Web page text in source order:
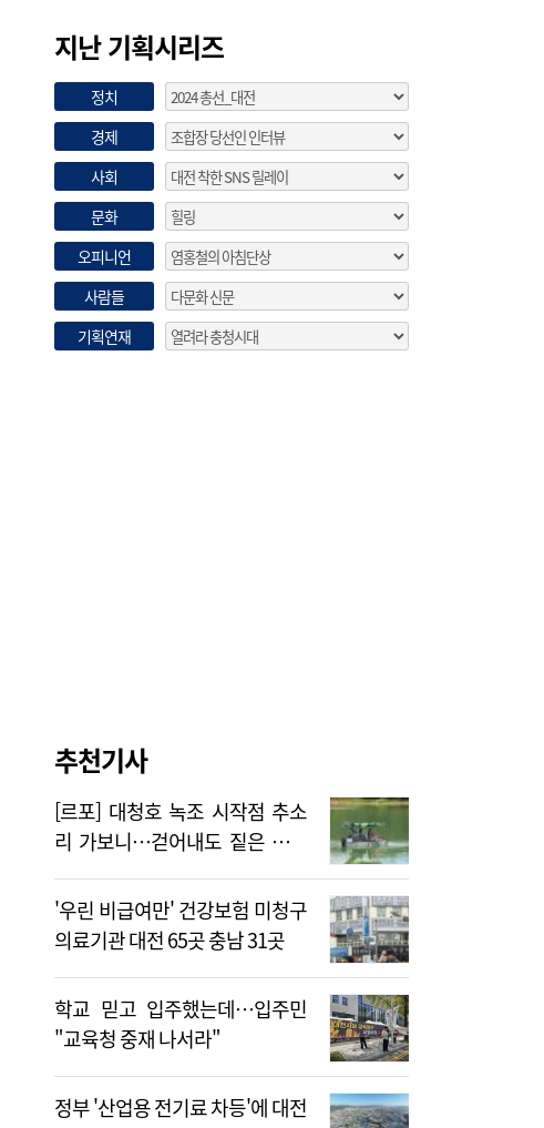
지난 기획시리즈
정치
경제
사회
문화
오피니언
사람들
기획연재
추천기사
[르포] 대청호 녹조 시작점 추소
리 가보니…걷어내도 짙은 초록
빛
'우린 비급여만' 건강보험 미청구
의료기관 대전 65곳 충남 31곳
학교 믿고 입주했는데…입주민
"교육청 중재 나서라"
정부 '산업용 전기료 차등'에 대전